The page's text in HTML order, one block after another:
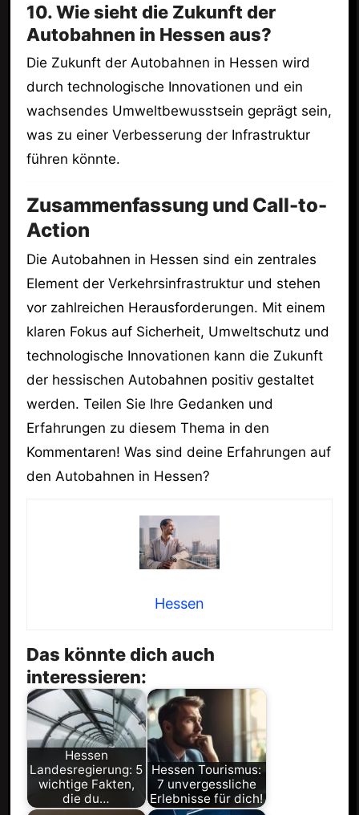
10. Wie sieht die Zukunft der
Autobahnen in Hessen aus?
Die Zukunft der Autobahnen in Hessen wird
durch technologische Innovationen und ein
wachsendes Umweltbewusstsein geprägt sein,
was zu einer Verbesserung der Infrastruktur
führen könnte.
Zusammenfassung und Call-to-
Action
Die Autobahnen in Hessen sind ein zentrales
Element der Verkehrsinfrastruktur und stehen
vor zahlreichen Herausforderungen. Mit einem
klaren Fokus auf Sicherheit, Umweltschutz und
technologische Innovationen kann die Zukunft
der hessischen Autobahnen positiv gestaltet
werden. Teilen Sie Ihre Gedanken und
Erfahrungen zu diesem Thema in den
Kommentaren! Was sind deine Erfahrungen auf
den Autobahnen in Hessen?
Hessen
Das könnte dich auch
interessieren:
Hessen
Landesregierung: 5
wichtige Fakten,
die du…
Hessen Tourismus:
7 unvergessliche
Erlebnisse für dich!